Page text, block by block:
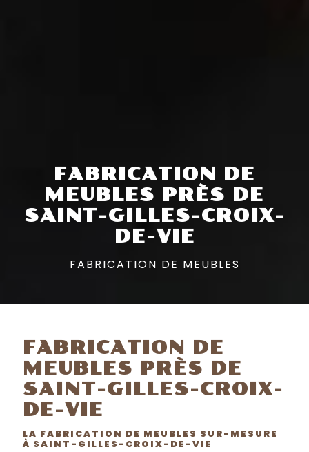
FABRICATION DE
MEUBLES PRÈS DE
SAINT-GILLES-CROIX-
DE-VIE
FABRICATION DE MEUBLES
FABRICATION DE
MEUBLES PRÈS DE
SAINT-GILLES-CROIX-
DE-VIE
LA FABRICATION DE MEUBLES SUR-MESURE
À SAINT-GILLES-CROIX-DE-VIE